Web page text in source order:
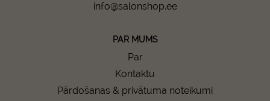
info@salonshop.ee
PAR MUMS
Par
Kontaktu
Pārdošanas & privātuma noteikumi